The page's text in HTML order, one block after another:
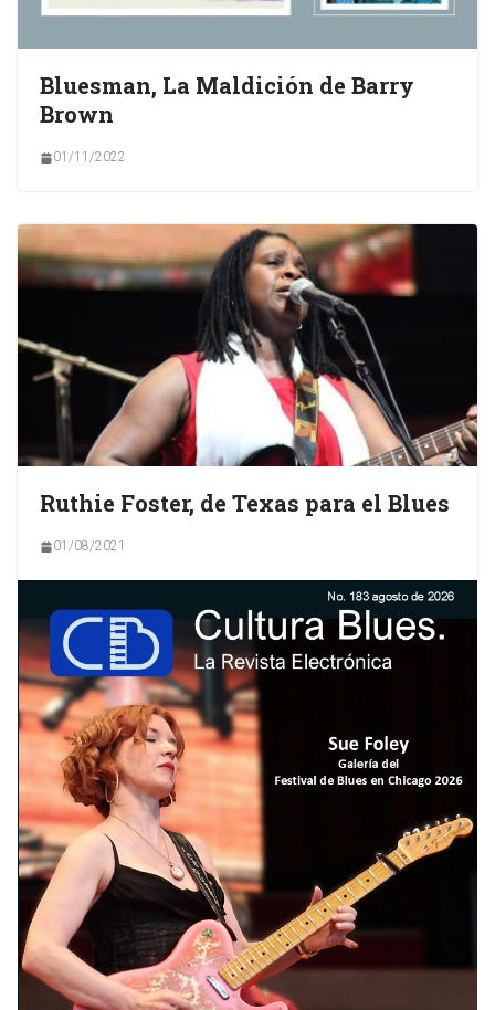
Bluesman, La Maldición de Barry
Brown
01/11/2022
Ruthie Foster, de Texas para el Blues
01/08/2021